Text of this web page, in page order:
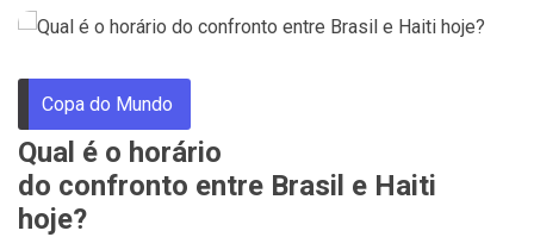
Copa do Mundo
Qual é o horário
do confronto entre Brasil e Haiti
hoje?